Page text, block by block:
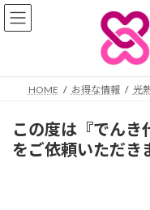
コ
ン
ナ
ビ
HOME お得な情報 光
この度は『でんき
をご依頼いただき